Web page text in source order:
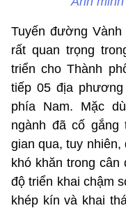
Tuyến đường
rất quan trọng
triển cho Thành
tiếp 05 địa
phía Nam. Mặc
ngành đã cố gắng
gian qua, tuy
khó khăn trong
độ triển khai chậm
khép kín và khai